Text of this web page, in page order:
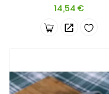
14,54 €Prezzo